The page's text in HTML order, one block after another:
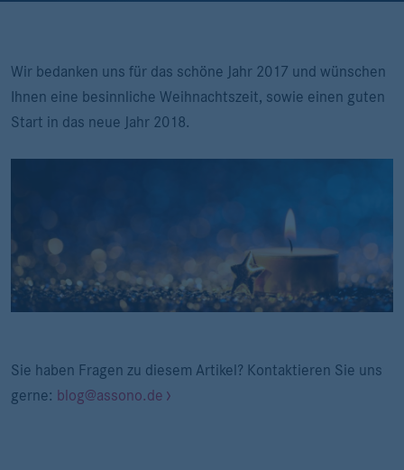
Wir bedanken uns für das schöne Jahr 2017 und wünschen
Ihnen eine besinnliche Weihnachtszeit, sowie einen guten
Start in das neue Jahr 2018.
Sie haben Fragen zu diesem Artikel? Kontaktieren Sie uns
gerne: blog@assono.de